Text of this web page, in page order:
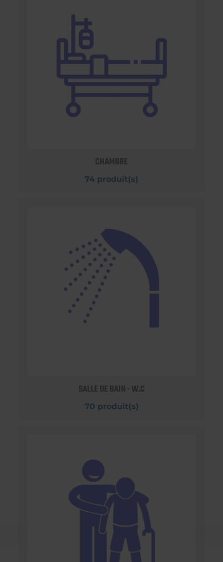
CHAMBRE
74 produit(s)
SALLE DE BAIN - W.C
70 produit(s)